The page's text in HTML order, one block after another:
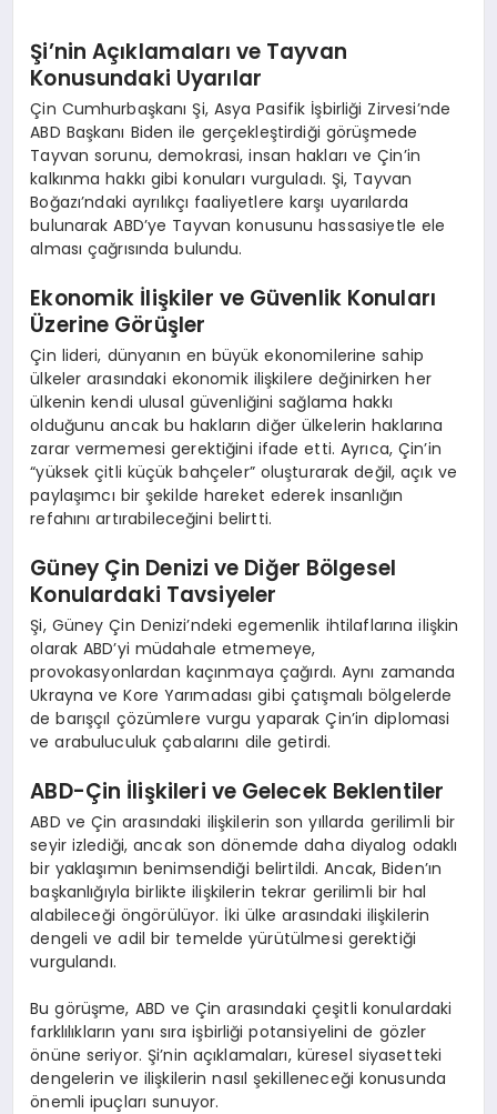
Şi’nin Açıklamaları ve Tayvan
Konusundaki Uyarılar
Çin Cumhurbaşkanı Şi, Asya Pasifik İşbirliği Zirvesi’nde
ABD Başkanı Biden ile gerçekleştirdiği görüşmede
Tayvan sorunu, demokrasi, insan hakları ve Çin’in
kalkınma hakkı gibi konuları vurguladı. Şi, Tayvan
Boğazı’ndaki ayrılıkçı faaliyetlere karşı uyarılarda
bulunarak ABD’ye Tayvan konusunu hassasiyetle ele
alması çağrısında bulundu.
Ekonomik İlişkiler ve Güvenlik Konuları
Üzerine Görüşler
Çin lideri, dünyanın en büyük ekonomilerine sahip
ülkeler arasındaki ekonomik ilişkilere değinirken her
ülkenin kendi ulusal güvenliğini sağlama hakkı
olduğunu ancak bu hakların diğer ülkelerin haklarına
zarar vermemesi gerektiğini ifade etti. Ayrıca, Çin’in
“yüksek çitli küçük bahçeler” oluşturarak değil, açık ve
paylaşımcı bir şekilde hareket ederek insanlığın
refahını artırabileceğini belirtti.
Güney Çin Denizi ve Diğer Bölgesel
Konulardaki Tavsiyeler
Şi, Güney Çin Denizi’ndeki egemenlik ihtilaflarına ilişkin
olarak ABD’yi müdahale etmemeye,
provokasyonlardan kaçınmaya çağırdı. Aynı zamanda
Ukrayna ve Kore Yarımadası gibi çatışmalı bölgelerde
de barışçıl çözümlere vurgu yaparak Çin’in diplomasi
ve arabuluculuk çabalarını dile getirdi.
ABD-Çin İlişkileri ve Gelecek Beklentiler
ABD ve Çin arasındaki ilişkilerin son yıllarda gerilimli bir
seyir izlediği, ancak son dönemde daha diyalog odaklı
bir yaklaşımın benimsendiği belirtildi. Ancak, Biden’ın
başkanlığıyla birlikte ilişkilerin tekrar gerilimli bir hal
alabileceği öngörülüyor. İki ülke arasındaki ilişkilerin
dengeli ve adil bir temelde yürütülmesi gerektiği
vurgulandı.
Bu görüşme, ABD ve Çin arasındaki çeşitli konulardaki
farklılıkların yanı sıra işbirliği potansiyelini de gözler
önüne seriyor. Şi’nin açıklamaları, küresel siyasetteki
dengelerin ve ilişkilerin nasıl şekilleneceği konusunda
önemli ipuçları sunuyor.